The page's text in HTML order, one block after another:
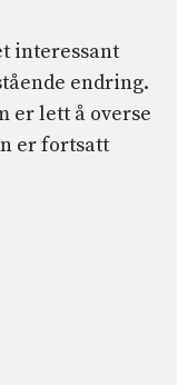
interessant
endring.
er lett å overse
er fortsatt